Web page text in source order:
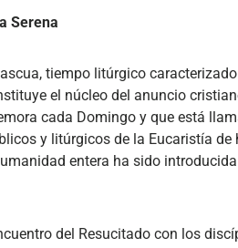
Serena
tiempo litúrgico
el núcleo del anuncio
cada Domingo y que está
y litúrgicos de la Eucaristía de
entera ha sido
del Resucitado con los